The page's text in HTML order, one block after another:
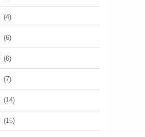
(4)
(6)
(6)
(7)
(14)
(15)